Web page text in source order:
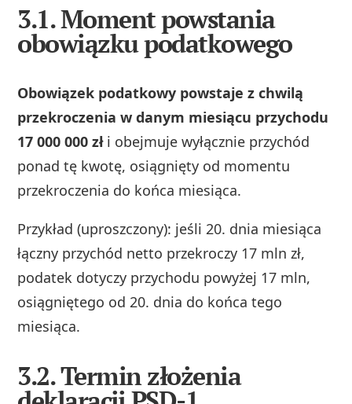
3.1. Moment powstania
obowiązku podatkowego
Obowiązek podatkowy powstaje z chwilą
przekroczenia w danym miesiącu przychodu
17 000 000 złi obejmuje wyłącznie przychód
ponad tę kwotę, osiągnięty od momentu
przekroczenia do końca miesiąca.
Przykład (uproszczony): jeśli 20. dnia miesiąca
łączny przychód netto przekroczy 17 mln zł,
podatek dotyczy przychodu powyżej 17 mln,
osiągniętego od 20. dnia do końca tego
miesiąca.
3.2. Termin złożenia